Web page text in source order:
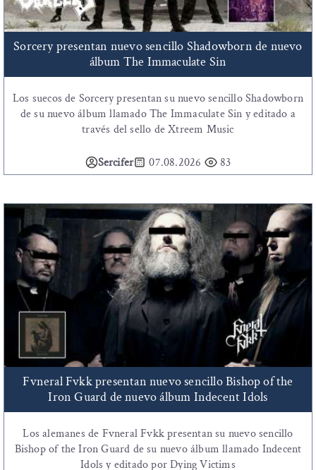
Sorcery presentan nuevo sencillo Shadowborn de nuevo
álbum The Immaculate Sin
Los suecos de Sorcery presentan su nuevo sencillo Shadowborn
de su nuevo álbum llamado The Immaculate Sin y editado a
través del sello de Xtreem Music
Sercifer 07.08.2026 83
Fvneral Fvkk presentan nuevo sencillo Bishop of the
Iron Guard de nuevo álbum Indecent Idols
Los alemanes de Fvneral Fvkk presentan su nuevo sencillo
Bishop of the Iron Guard de su nuevo álbum llamado Indecent
Idols y editado por Dying Victims